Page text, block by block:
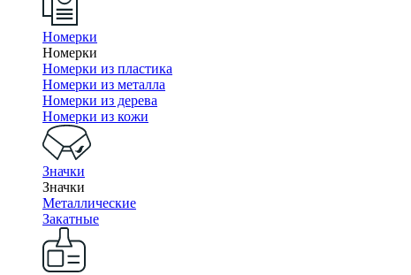
Номерки
Номерки
Номерки из пластика
Номерки из металла
Номерки из дерева
Номерки из кожи
Значки
Значки
Металлические
Закатные